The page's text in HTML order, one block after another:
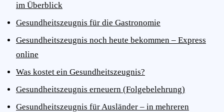
im Überblick
Gesundheitszeugnis für die Gastronomie
Gesundheitszeugnis noch heute bekommen – Express
online
Was kostet ein Gesundheitszeugnis?
Gesundheitszeugnis erneuern (Folgebelehrung)
Gesundheitszeugnis für Ausländer – in mehreren